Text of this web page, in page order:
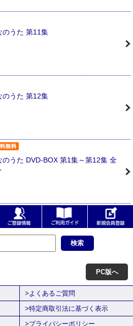
のうた 第11集
のうた 第12集
のうた DVD-BOX 第1集～第12集 全
PC版へ
>よくあるご質問
>特定商取引法に基づく表示
>プライバシーポリシー